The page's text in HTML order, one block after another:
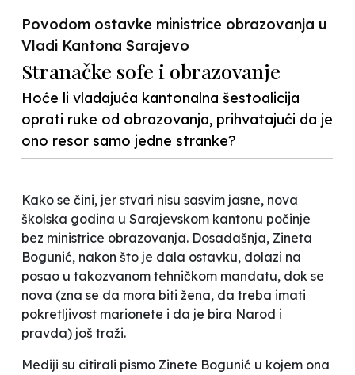
Povodom ostavke ministrice obrazovanja u
Vladi Kantona Sarajevo
Stranačke sofe i obrazovanje
Hoće li vladajuća kantonalna šestoalicija
oprati ruke od obrazovanja, prihvatajući da je
ono resor samo jedne stranke?
Kako se čini, jer stvari nisu sasvim jasne, nova
školska godina u Sarajevskom kantonu počinje
bez ministrice obrazovanja. Dosadašnja, Zineta
Bogunić, nakon što je dala ostavku, dolazi na
posao u takozvanom tehničkom mandatu, dok se
nova (zna se da mora biti žena, da treba imati
pokretljivost marionete i da je bira Narod i
pravda) još traži.
Mediji su citirali pismo Zinete Bogunić u kojem ona